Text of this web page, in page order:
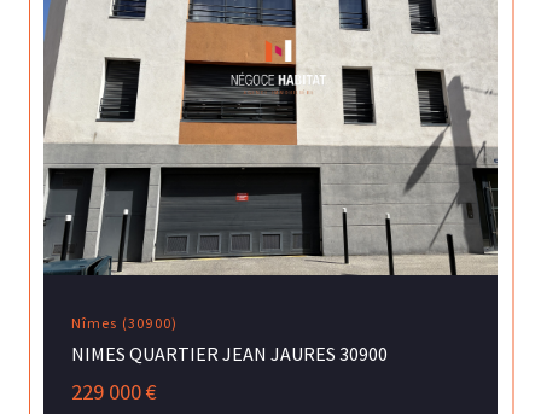
Nîmes (30900)
NIMES QUARTIER JEAN JAURES 30900
229 000 €